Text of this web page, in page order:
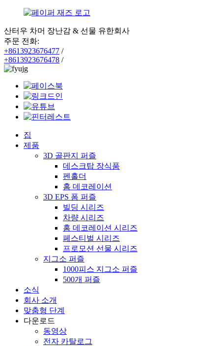
산터우 차머 장난감 & 선물 유한회사
주문 전화:
+8613923676477 /
+8613923676478 /
집
제품
3D 골판지 퍼즐
데스크탑 장식품
펜홀더
홈 데코레이션
3D EPS 폼 퍼즐
빌딩 시리즈
차량 시리즈
홈 데코레이션 시리즈
페스티벌 시리즈
프로모션 선물 시리즈
지그소 퍼즐
1000피스 지그소 퍼즐
500개 퍼즐
소식
회사 소개
맞춤형 단계
다운로드
동영상
전자 카탈로그